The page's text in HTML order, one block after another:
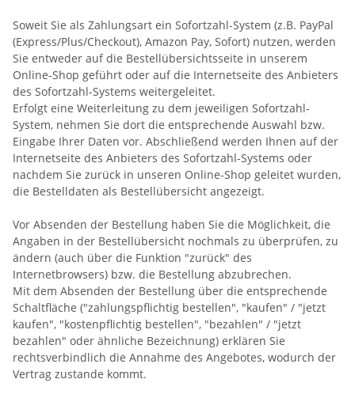
Soweit Sie als Zahlungsart ein Sofortzahl-System (z.B. PayPal
(Express/Plus/Checkout), Amazon Pay, Sofort) nutzen, werden
Sie entweder auf die Bestellübersichtsseite in unserem
Online-Shop geführt oder auf die Internetseite des Anbieters
des Sofortzahl-Systems weitergeleitet.
Erfolgt eine Weiterleitung zu dem jeweiligen Sofortzahl-
System, nehmen Sie dort die entsprechende Auswahl bzw.
Eingabe Ihrer Daten vor. Abschließend werden Ihnen auf der
Internetseite des Anbieters des Sofortzahl-Systems oder
nachdem Sie zurück in unseren Online-Shop geleitet wurden,
die Bestelldaten als Bestellübersicht angezeigt.
Vor Absenden der Bestellung haben Sie die Möglichkeit, die
Angaben in der Bestellübersicht nochmals zu überprüfen, zu
ändern (auch über die Funktion "zurück" des
Internetbrowsers) bzw. die Bestellung abzubrechen.
Mit dem Absenden der Bestellung über die entsprechende
Schaltfläche ("zahlungspflichtig bestellen", "kaufen" / "jetzt
kaufen", "kostenpflichtig bestellen", "bezahlen" / "jetzt
bezahlen" oder ähnliche Bezeichnung) erklären Sie
rechtsverbindlich die Annahme des Angebotes, wodurch der
Vertrag zustande kommt.